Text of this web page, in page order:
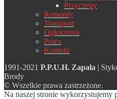
Przyczepy
Remonty
Transport
Ogłoszenia
Praca
Kontakt
1991-2021 P.P.U.H. Zapała |
Brody
© Wszelkie prawa zastrzeżone.
Na naszej stronie wykorzystujemy